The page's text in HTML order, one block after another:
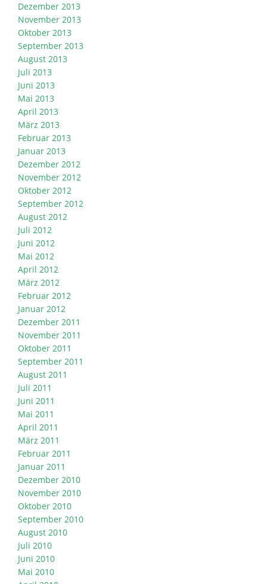
Dezember 2013
November 2013
Oktober 2013
September 2013
August 2013
Juli 2013
Juni 2013
Mai 2013
April 2013
März 2013
Februar 2013
Januar 2013
Dezember 2012
November 2012
Oktober 2012
September 2012
August 2012
Juli 2012
Juni 2012
Mai 2012
April 2012
März 2012
Februar 2012
Januar 2012
Dezember 2011
November 2011
Oktober 2011
September 2011
August 2011
Juli 2011
Juni 2011
Mai 2011
April 2011
März 2011
Februar 2011
Januar 2011
Dezember 2010
November 2010
Oktober 2010
September 2010
August 2010
Juli 2010
Juni 2010
Mai 2010